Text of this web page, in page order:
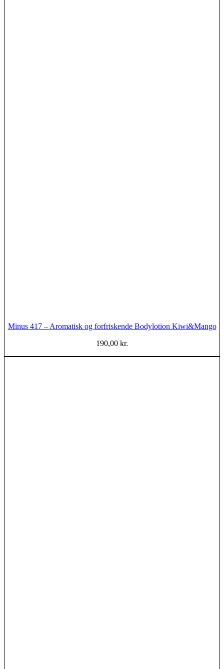
Minus 417 – Aromatisk og forfriskende Bodylotion Kiwi&Mango
190,00 kr.